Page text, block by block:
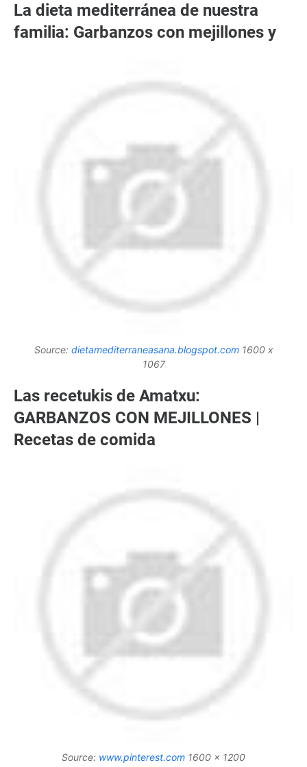
La dieta mediterránea de nuestra
familia: Garbanzos con mejillones y
Source: dietamediterraneasana.blogspot.com1600 x
1067
Las recetukis de Amatxu:
GARBANZOS CON MEJILLONES |
Recetas de comida
Source: www.pinterest.com 1600 x 1200